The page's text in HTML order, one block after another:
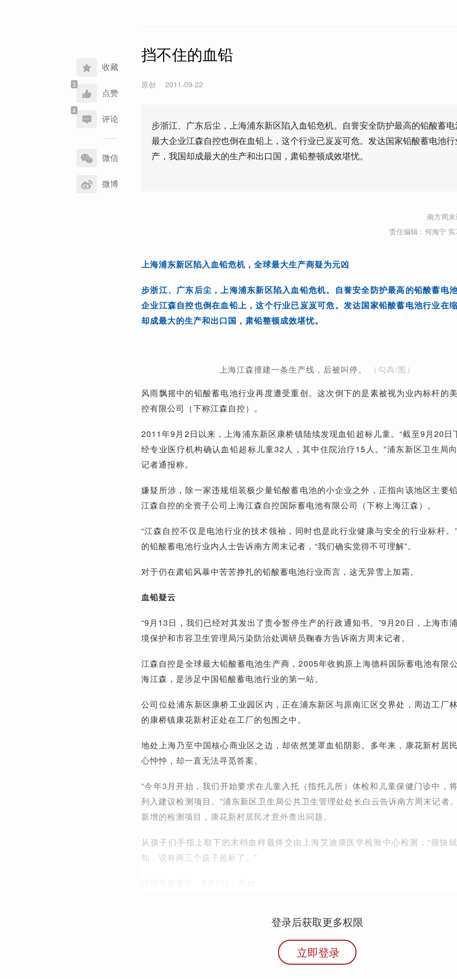
收藏
点赞
评论
享
到
微信
微博
挡不住的血铅
原创 2011-09-22
步浙江、广东后尘，上海浦东新区陷入血铅危机。自誉安全防护最高的铅酸蓄
最大企业江森自控也倒在血铅上，这个行业已岌岌可危。发达国家铅酸蓄电池
产，我国却成最大的生产和出口国，肃铅整顿成效堪忧。
南方周
责任编辑：何海宁
上海浦东新区陷入血铅危机，全球最大生产商疑为元凶
步浙江、广东后尘，上海浦东新区陷入血铅危机。自誉安全防护最高的铅酸蓄电
企业江森自控也倒在血铅上，这个行业已岌岌可危。发达国家铅酸蓄电池行业在
却成最大的生产和出口国，肃铅整顿成效堪忧。
上海江森擅建一条生产线，后被叫停。
（勾犇/图）
风雨飘摇中的铅酸蓄电池行业再度遭受重创。这次倒下的是素被视为业内标杆的
控有限公司（下称江森自控）。
2011年9月2日以来，上海浦东新区康桥镇陆续发现血铅超标儿童。“截至9月20日
经专业医疗机构确认血铅超标儿童32人，其中住院治疗15人。”浦东新区卫生局
记者通报称。
嫌疑所涉，除一家违规组装极少量铅酸蓄电池的小企业之外，正指向该地区主要
江森自控的全资子公司上海江森自控国际蓄电池有限公司（下称上海江森）。
“江森自控不仅是电池行业的技术领袖，同时也是此行业健康与安全的行业标杆。
的铅酸蓄电池行业内人士告诉南方周末记者，“我们确实觉得不可理解”。
对于仍在肃铅风暴中苦苦挣扎的铅酸蓄电池行业而言，这无异雪上加霜。
血铅疑云
“9月13日，我们已经对其发出了责令暂停生产的行政通知书。”9月20日，上海市
境保护和市容卫生管理局污染防治处调研员鞠春方告诉南方周末记者。
江森自控是全球最大铅酸蓄电池生产商，2005年收购原上海德科国际蓄电池有限
海江森，是涉足中国铅酸蓄电池行业的第一站。
公司位处浦东新区康桥工业园区内，正在浦东新区与原南汇区交界处，周边工厂
的康桥镇康花新村正处在工厂的包围之中。
地处上海乃至中国核心商业区之边，却依然笼罩血铅阴影。多年来，康花新村居
心忡忡，却一直无法寻觅答案。
“今年3月开始，我们开始要求在儿童入托（指托儿所）体检和儿童保健门诊中，
列入建议检测项目。”浦东新区卫生局公共卫生管理处处长白云告诉南方周末记者
新增的检测项目，康花新村居民才意外查出问题。
从孩子们手指上取下的末梢血样最终交由上海艾迪康医学检验中心检测：“很快
知，说有两三个孩子超标了。”
登录后获取更多权限
立即登录